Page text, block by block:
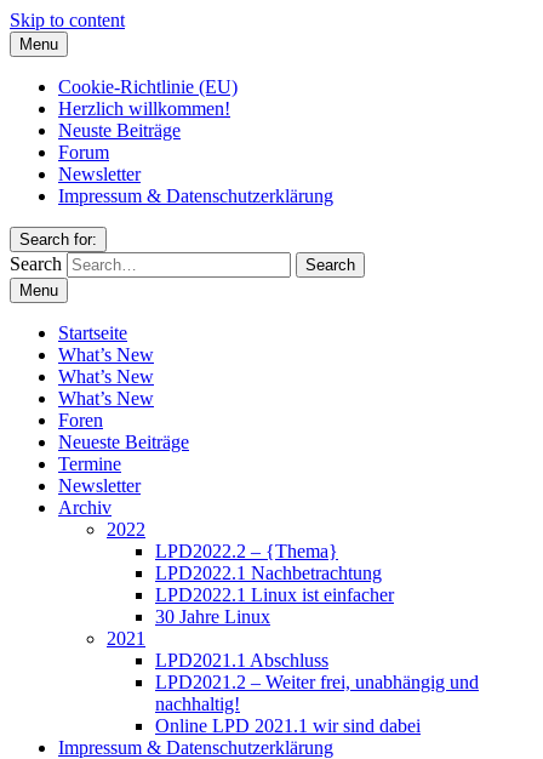
Skip to content
Menu
Cookie-Richtlinie (EU)
Herzlich willkommen!
Neuste Beiträge
Forum
Newsletter
Impressum & Datenschutzerklärung
Search for:
Search
Menu
Startseite
What’s New
What’s New
What’s New
Foren
Neueste Beiträge
Termine
Newsletter
Archiv
2022
LPD2022.2 – {Thema}
LPD2022.1 Nachbetrachtung
LPD2022.1 Linux ist einfacher
30 Jahre Linux
2021
LPD2021.1 Abschluss
LPD2021.2 – Weiter frei, unabhängig und
nachhaltig!
Online LPD 2021.1 wir sind dabei
Impressum & Datenschutzerklärung